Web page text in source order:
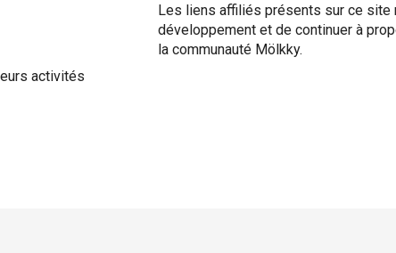
activités
Les liens affiliés présents sur ce site
développement et de continuer à
la communauté Mölkky.